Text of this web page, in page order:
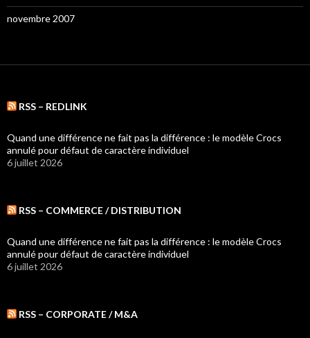
novembre 2007
RSS – REDLINK
Quand une différence ne fait pas la différence : le modèle Crocs
annulé pour défaut de caractère individuel
6 juillet 2026
RSS – COMMERCE / DISTRIBUTION
Quand une différence ne fait pas la différence : le modèle Crocs
annulé pour défaut de caractère individuel
6 juillet 2026
RSS – CORPORATE / M&A